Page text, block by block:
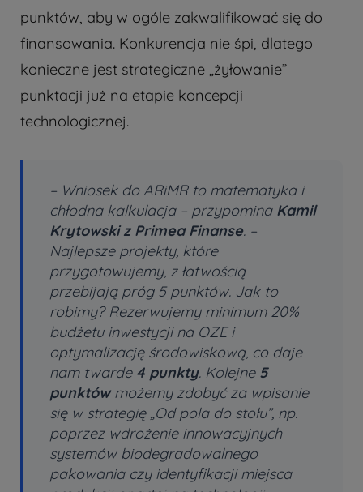
punktów, aby w ogóle zakwalifikować się do
finansowania. Konkurencja nie śpi, dlatego
konieczne jest strategiczne „żyłowanie”
punktacji już na etapie koncepcji
technologicznej.
– Wniosek do ARiMR to matematyka i
chłodna kalkulacja– przypomina Kamil
Krytowski z Primea Finanse. –
Najlepsze projekty, które
przygotowujemy, z łatwością
przebijają próg 5 punktów. Jak to
robimy? Rezerwujemy minimum 20%
budżetu inwestycji na OZE i
optymalizację środowiskową, co daje
nam twarde 4 punkty. Kolejne 5
punktówmożemy zdobyć za wpisanie
się w strategię „Od pola do stołu”, np.
poprzez wdrożenie innowacyjnych
systemów biodegradowalnego
pakowania czy identyfikacji miejsca